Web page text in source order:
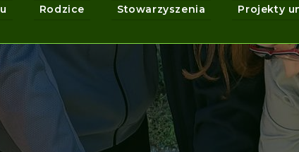
Rodzice Stowarzyszenia Projekty